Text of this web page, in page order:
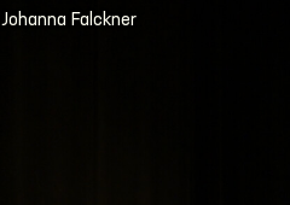
Johanna Falckner